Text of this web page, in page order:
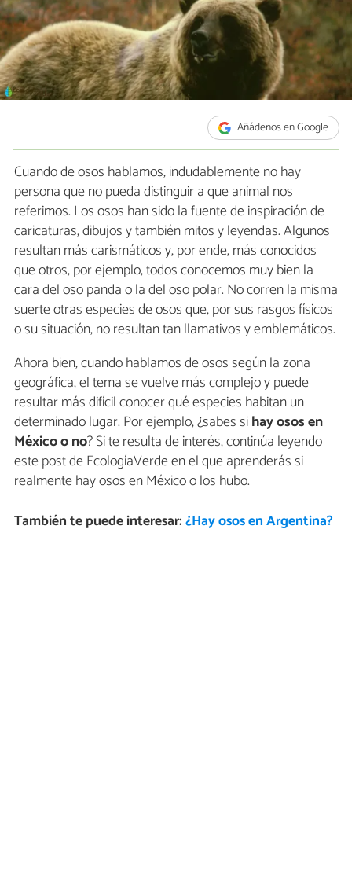
Añádenos en Google
Cuando de osos hablamos, indudablemente no hay
persona que no pueda distinguir a que animal nos
referimos. Los osos han sido la fuente de inspiración de
caricaturas, dibujos y también mitos y leyendas. Algunos
resultan más carismáticos y, por ende, más conocidos
que otros, por ejemplo, todos conocemos muy bien la
cara del oso panda o la del oso polar. No corren la misma
suerte otras especies de osos que, por sus rasgos físicos
o su situación, no resultan tan llamativos y emblemáticos.
Ahora bien, cuando hablamos de osos según la zona
geográfica, el tema se vuelve más complejo y puede
resultar más difícil conocer qué especies habitan un
determinado lugar. Por ejemplo, ¿sabes sihay osos en
México o no? Si te resulta de interés, continúa leyendo
este post de EcologíaVerde en el que aprenderás si
realmente hay osos en México o los hubo.
También te puede interesar:¿Hay osos en Argentina?